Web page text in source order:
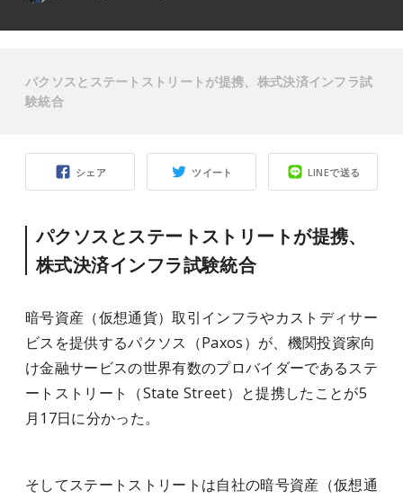
シェア ツイート LINEで送る
パクソスとステートストリートが提携、
株式決済インフラ試験統合
暗号資産（仮想通貨）取引インフラやカストディサー
ビスを提供するパクソス（Paxos）が、機関投資家向
け金融サービスの世界有数のプロバイダーであるステ
ートストリート（State Street）と提携したことが5
月17日に分かった。
そしてステートストリートは自社の暗号資産（仮想通
パクソスとステートストリートが提携、株式決済インフラ試
験統合